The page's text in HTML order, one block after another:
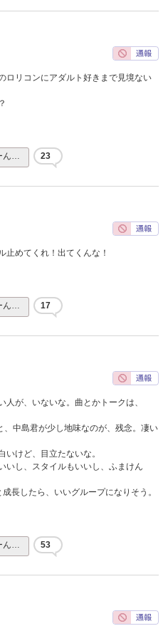
ロリコンにアダルト好きまで見境ない
ん… 23
止めてくれ！出てくんな！
ん… 17
人が、いないな。曲とかトークは、
中島君が少し地味なのが、残念。凄い
いけど、目立たないな。
いし、スタイルもいいし、ふまけん
長したら、いいグループになりそう。
ん… 53